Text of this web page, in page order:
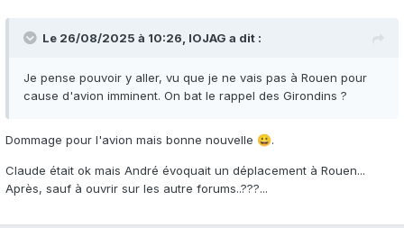
Le 26/08/2025 à 10:26, IOJAG a dit :
Je pense pouvoir y aller, vu que je ne vais pas à Rouen pour
cause d'avion imminent. On bat le rappel des Girondins ?
Dommage pour l'avion mais bonne nouvelle 😀.
Claude était ok mais André évoquait un déplacement à Rouen...
Après, sauf à ouvrir sur les autre forums..???...